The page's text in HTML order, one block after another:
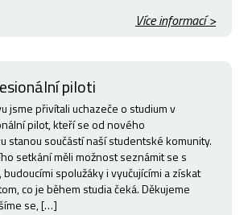
Více informací >
piloti
jsme přivítali uchazeče o studium v
pilot, kteří se od nového
stanou součástí naší studentské komunity.
setkání měli možnost seznámit se s
spolužáky i vyučujícími a získat
co je během studia čeká. Děkujeme
se, […]